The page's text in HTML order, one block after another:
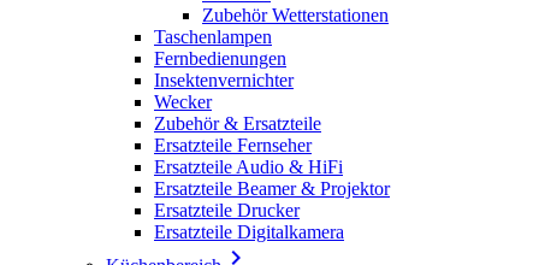
Zubehör Wetterstationen
Taschenlampen
Fernbedienungen
Insektenvernichter
Wecker
Zubehör & Ersatzteile
Ersatzteile Fernseher
Ersatzteile Audio & HiFi
Ersatzteile Beamer & Projektor
Ersatzteile Drucker
Ersatzteile Digitalkamera
